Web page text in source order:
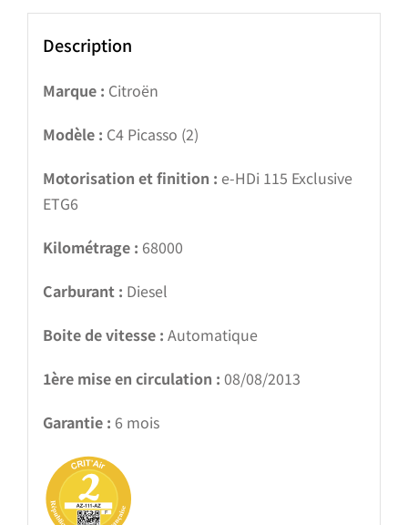
Description
Marque : Citroën
Modèle : C4 Picasso (2)
Motorisation et finition : e-HDi 115 Exclusive
ETG6
Kilométrage : 68000
Carburant : Diesel
Boite de vitesse : Automatique
1ère mise en circulation : 08/08/2013
Garantie : 6 mois